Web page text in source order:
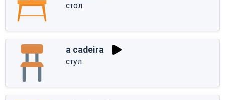
стол
a cadeira
стул